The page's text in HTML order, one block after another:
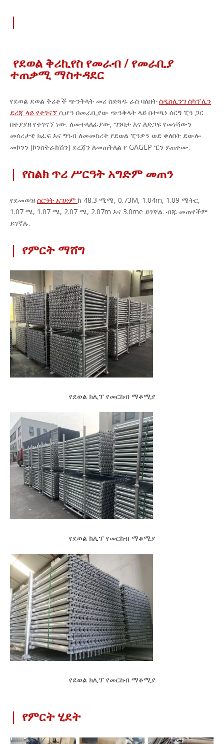
|
የደወል ቅሪኪየስ የመራብ / የመራቢያ
ተጠቃሚ ማስተዳደር
የደወል ደወል ቅሪቶች ጭንቅላት መሪ ስድጓዱ ራስ ባለበት ስዲስሊንግ ስካፕሊን
ደረጃ ላይ የተገናኘ ሲሆን በመራቢያው ጭንቅላት ላይ በተጫነ ሰርግ ፒን ጋር
በተያያዘ የተገናኘ ነው. ለመተላለፊያው, ግንባታ እና ለድጋፍ የመነሻውን
መሰረታዊ ክፈፍ እና ግንብ ለመመስረት የደወል ፒንዎን ወደ ቀለበት ደውሎ
መኮንን (ኮንስትራክሽን) ደረጃን ለመጠቅለል የ GAGEP ፒን ይጠቀሙ.
| የስልክ ጥሪ ሥርዓት አግድም መጠን
የደመወዝ ስርዓት አግድም ከ 48.3 ሚሜ, 0.73M, 1.04m, 1.09 ሜትር,
1.07 ሜ, 1.07 ሜ, 2.07 ሜ, 2.07m እና 3.0me ይገኛል. ብጁ መጠኖችም
ይገኛሉ.
| የምርት ማሸግ
የደወል ክሊፕ የመርከብ ማቆሚያ
የደወል ክሊፕ የመርከብ ማቆሚያ
የደወል ክሊፕ የመርከብ ማቆሚያ
| የምርት ሂደት